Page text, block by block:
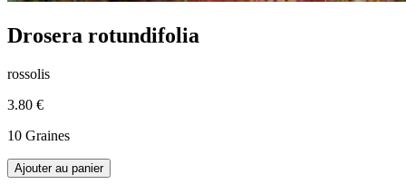
Drosera rotundifolia
rossolis
3.80 €
10 Graines
Ajouter au panier